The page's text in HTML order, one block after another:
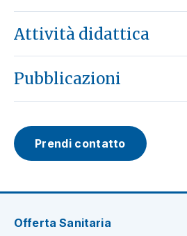
Attività didattica
Pubblicazioni
Prendi contatto
Offerta Sanitaria